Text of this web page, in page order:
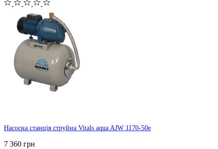
Насосна станція струйна Vitals aqua AJW 1170-50e
7 360 грн